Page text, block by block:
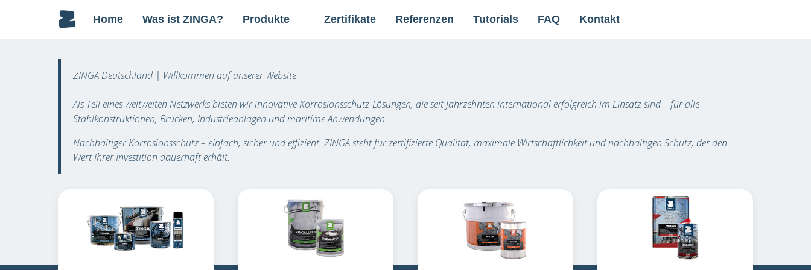
Home Was ist ZINGA? Produkte Zertifikate Referenzen Tutorials FAQ Kontakt
ZINGA Deutschland | Willkommen auf unserer Website
Als Teil eines weltweiten Netzwerks bieten wir innovative Korrosionsschutz-Lösungen, die seit Jahrzehnten international erfolgreich im Einsatz sind – für alle
Stahlkonstruktionen, Brücken, Industrieanlagen und maritime Anwendungen.
Nachhaltiger Korrosionsschutz – einfach, sicher und effizient. ZINGA steht für zertifizierte Qualität, maximale Wirtschaftlichkeit und nachhaltigen Schutz, der den
Wert Ihrer Investition dauerhaft erhält.